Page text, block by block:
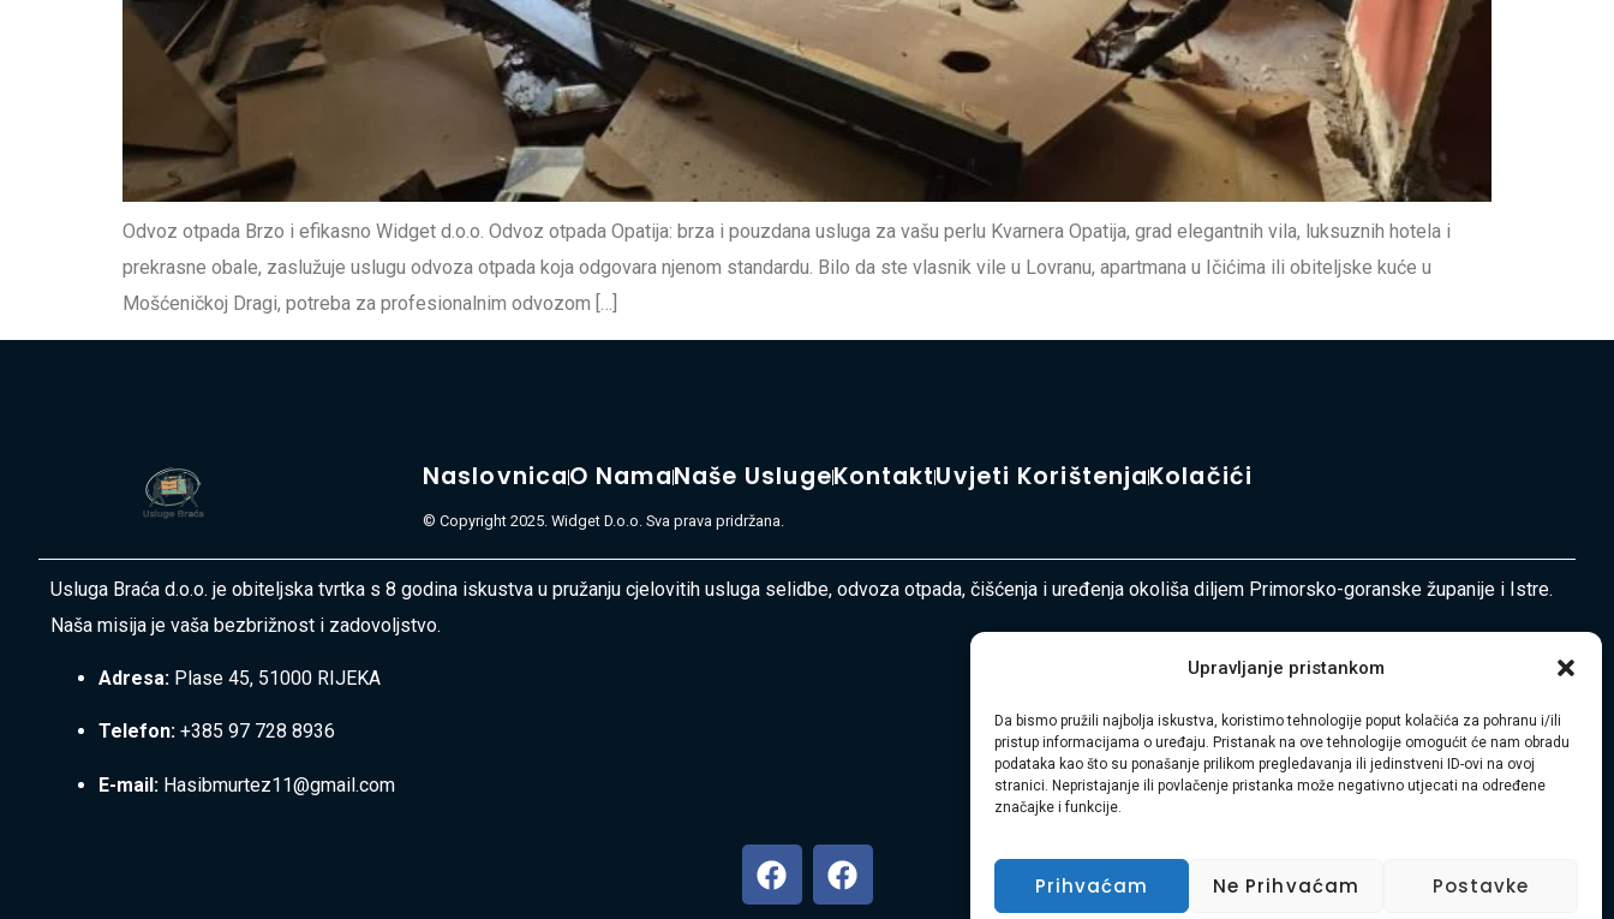
Upravljanje pristankom
Da bismo pružili najbolja iskustva, koristimo tehnologije poput kolačića za pohranu i/ili
pristup informacijama o uređaju. Pristanak na ove tehnologije omogućit će nam obradu
podataka kao što su ponašanje prilikom pregledavanja ili jedinstveni ID-ovi na ovoj
stranici. Nepristajanje ili povlačenje pristanka može negativno utjecati na određene
značajke i funkcije.
Prihvaćam Ne Prihvaćam Postavke
Odvoz otpada Brzo i efikasno Widget d.o.o. Odvoz otpada Opatija: brza i pouzdana usluga za vašu perlu Kvarnera Opatija, grad elegantnih vila, luksuznih hotela i
prekrasne obale, zaslužuje uslugu odvoza otpada koja odgovara njenom standardu. Bilo da ste vlasnik vile u Lovranu, apartmana u Ičićima ili obiteljske kuće u
Mošćeničkoj Dragi, potreba za profesionalnim odvozom […]
NaslovnicaO NamaNaše UslugeKontaktUvjeti KorištenjaKolačići
© Copyright 2025. Widget D.o.o. Sva prava pridržana.
Usluga Braća d.o.o. je obiteljska tvrtka s 8 godina iskustva u pružanju cjelovitih usluga selidbe, odvoza otpada, čišćenja i uređenja okoliša diljem Primorsko-goranske županije i Istre.
Naša misija je vaša bezbrižnost i zadovoljstvo.
Adresa: Plase 45, 51000 RIJEKA
Telefon: +385 97 728 8936
E-mail: Hasibmurtez11@gmail.com